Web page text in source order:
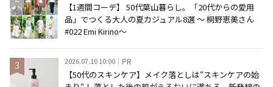
【1週間コーデ】 50代葉山暮らし。「20代からの愛用
品」でつくる大人の夏カジュアル8選 ～ 桐野恵美さん
#022 Emi Kirino～
2026.07.10 10:00 PR
【50代のスキンケア】メイク落としは“スキンケアの始